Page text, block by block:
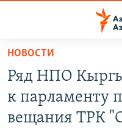
Вернуться
основному
содержанию
Вернутся
НОВОСТИ
ВОЙНА В УКРАИНЕ
НОВОСТИ
Ряд НПО
к парламенту
вещания ТРК